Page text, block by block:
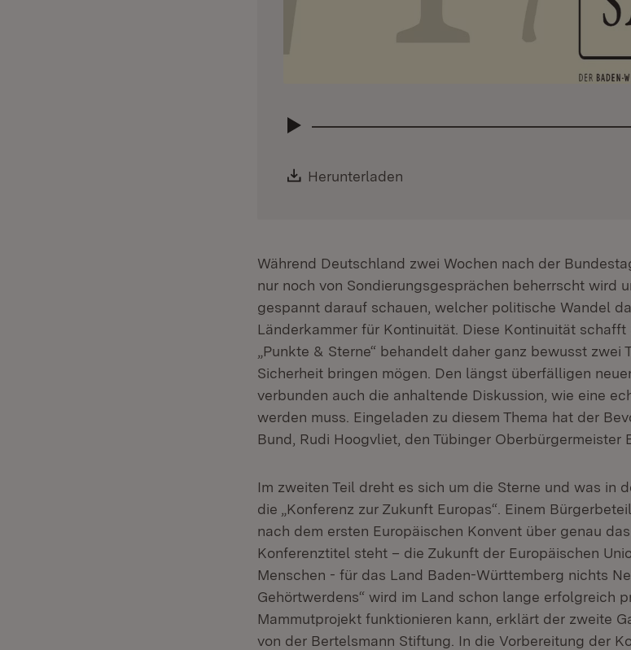
Download:
Herunterladen
Während Deutschland zwei Wochen nach der
nur noch von Sondierungsgesprächen beherrscht wird
gespannt darauf schauen, welcher politische Wandel
Länderkammer für Kontinuität. Diese Kontinuität schafft
„Punkte & Sterne“ behandelt daher ganz bewusst zwei
Sicherheit bringen mögen. Den längst überfälligen
verbunden auch die anhaltende Diskussion, wie eine
werden muss. Eingeladen zu diesem Thema hat der
Bund, Rudi Hoogvliet, den Tübinger Oberbürgermeister
Im zweiten Teil dreht es sich um die Sterne und was in
die „Konferenz zur Zukunft Europas“. Einem
nach dem ersten Europäischen Konvent über genau
Konferenztitel steht – die Zukunft der Europäischen
Menschen - für das Land Baden-Württemberg nichts
Gehörtwerdens“ wird im Land schon lange erfolgreich
Mammutprojekt funktionieren kann, erklärt der zweite
von der Bertelsmann Stiftung. In die Vorbereitung der